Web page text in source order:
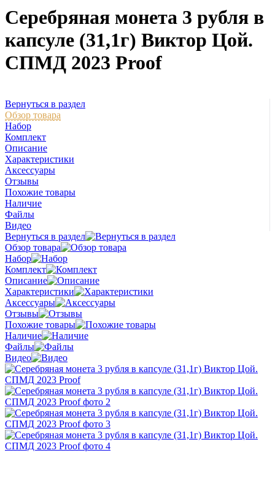
Серебряная монета 3 рубля в
капсуле (31,1г) Виктор Цой.
СПМД 2023 Proof
Вернуться в раздел
Обзор товара
Набор
Комплект
Описание
Характеристики
Аксессуары
Отзывы
Похожие товары
Наличие
Файлы
Видео
Вернуться в раздел
Обзор товара
Набор
Комплект
Описание
Характеристики
Аксессуары
Отзывы
Похожие товары
Наличие
Файлы
Видео